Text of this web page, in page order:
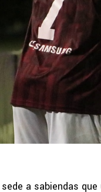
a sabiendas